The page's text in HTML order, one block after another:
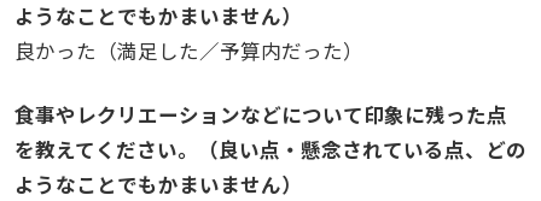
ようなことでもかまいません）
良かった（満足した／予算内だった）
食事やレクリエーションなどについて印象に残った点
を教えてください。（良い点・懸念されている点、どの
ようなことでもかまいません）